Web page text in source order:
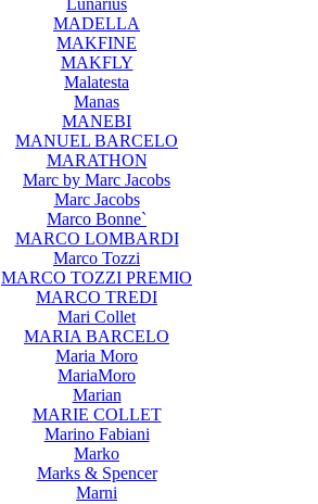
MADELLA
MAKFINE
MAKFLY
Malatesta
Manas
MANEBI
MANUEL BARCELO
MARATHON
Marc by Marc Jacobs
Marc Jacobs
Marco Bonne`
MARCO LOMBARDI
Marco Tozzi
MARCO TOZZI PREMIO
MARCO TREDI
Mari Collet
MARIA BARCELO
Maria Moro
MariaMoro
Marian
MARIE COLLET
Marino Fabiani
Marko
Marks & Spencer
Marni